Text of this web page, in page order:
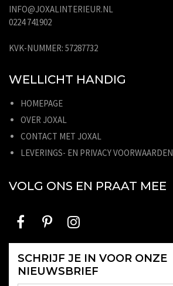
INFO@JOXALINTERIEUR.NL
0224 741902
KVK-NUMMER: 57287732
WELLICHT HANDIG
HOMEPAGE
OVER JOXAL
CONTACT MET JOXAL
LEVERINGS- EN PRIVACY VOORWAARDEN
VOLG ONS EN PRAAT MEE
SCHRIJF JE IN VOOR ONZE
NIEUWSBRIEF